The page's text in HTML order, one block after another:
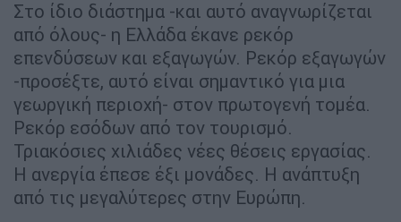
Στο ίδιο διάστημα -και αυτό αναγνωρίζεται
από όλους- η Ελλάδα έκανε ρεκόρ
επενδύσεων και εξαγωγών. Ρεκόρ εξαγωγών
-προσέξτε, αυτό είναι σημαντικό για μια
γεωργική περιοχή- στον πρωτογενή τομέα.
Ρεκόρ εσόδων από τον τουρισμό.
Τριακόσιες χιλιάδες νέες θέσεις εργασίας.
Η ανεργία έπεσε έξι μονάδες. Η ανάπτυξη
από τις μεγαλύτερες στην Ευρώπη.